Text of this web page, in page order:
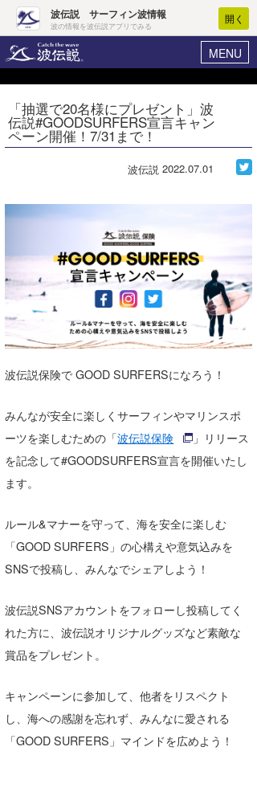
波伝説 サーフィン波情報
波の情報を波伝説アプリでみる
開く
MENU
ヘルプ マイホーム
ログイン
WAVE HUNTER
気象情報
ニュース
サーフィンエリアガイド
会員メニュー
今月のプレゼント
「抽選で20名様にプレゼント」波
伝説#GOODSURFERS宣言キャン
ペーン開催！7/31まで！
波伝説 2022.07.01
波伝説保険で GOOD SURFERSになろう！
みんなが安全に楽しくサーフィンやマリンスポ
ーツを楽しむための「波伝説保険
」リリース
を記念して#GOODSURFERS宣言を開催いたし
ます。
ルール&マナーを守って、海を安全に楽しむ
「GOOD SURFERS」の心構えや意気込みを
SNSで投稿し、みんなでシェアしよう！
波伝説SNSアカウントをフォローし投稿してく
れた方に、波伝説オリジナルグッズなど素敵な
賞品をプレゼント。
キャンペーンに参加して、他者をリスペクト
し、海への感謝を忘れず、みんなに愛される
「GOOD SURFERS」マインドを広めよう！
Core Surf Japan
コンテスト
ファッション/グッズ
アート＆エンタメ
トラベル
ショップ情報
ショップ情報
湘南
伊豆
千葉南
沖縄
ウラナミ
お知らせ
ルール＆How to
VOTE!
サーファーズ
Core Surf Japan